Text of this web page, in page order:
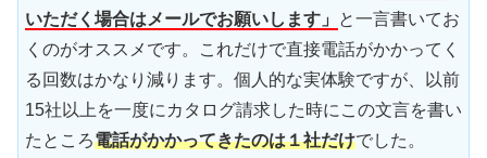
いただく場合はメールでお願いします」
と一言書いてお
くのがオススメです。これだけで直接電話がかかってく
る回数はかなり減ります。個人的な実体験ですが、以前
15社以上を一度にカタログ請求した時にこの文言を書い
たところ電話がかかってきたのは１社だけでした。